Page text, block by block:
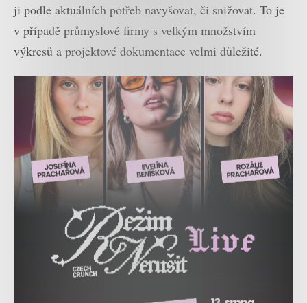
ji podle aktuálních potřeb navyšovat, či snižovat. To je
v případě průmyslové firmy s velkým množstvím
výkresů a projektové dokumentace velmi důležité.